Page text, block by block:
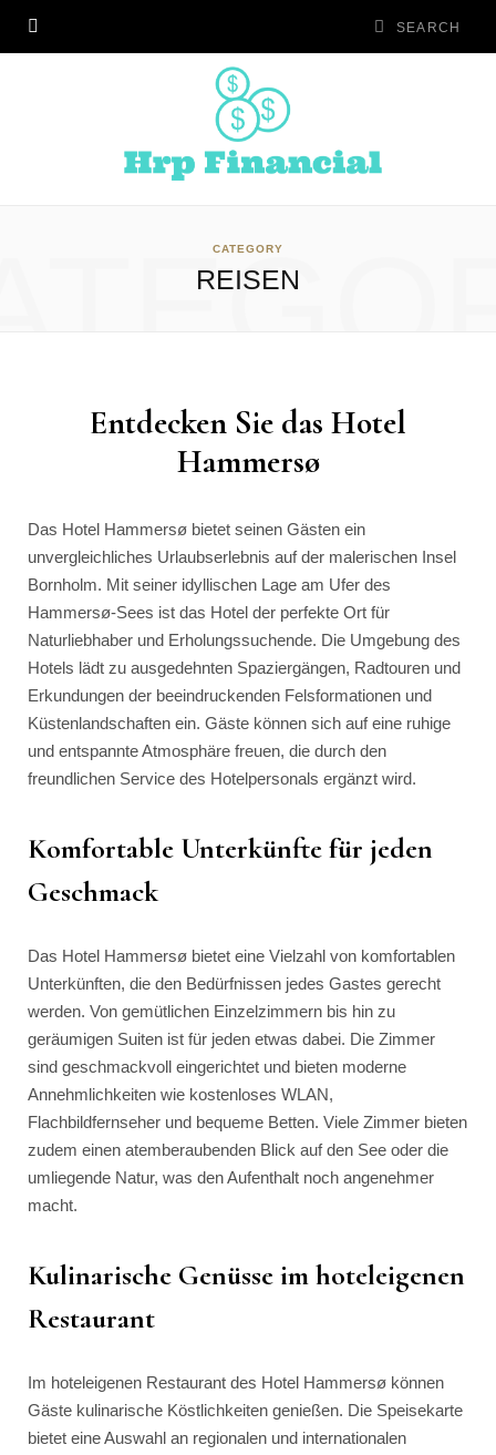
CATEGORY
REISEN
Entdecken Sie das Hotel
Hammersø
Das Hotel Hammersø bietet seinen Gästen ein
unvergleichliches Urlaubserlebnis auf der malerischen Insel
Bornholm. Mit seiner idyllischen Lage am Ufer des
Hammersø-Sees ist das Hotel der perfekte Ort für
Naturliebhaber und Erholungssuchende. Die Umgebung des
Hotels lädt zu ausgedehnten Spaziergängen, Radtouren und
Erkundungen der beeindruckenden Felsformationen und
Küstenlandschaften ein. Gäste können sich auf eine ruhige
und entspannte Atmosphäre freuen, die durch den
freundlichen Service des Hotelpersonals ergänzt wird.
Komfortable Unterkünfte für jeden
Geschmack
Das Hotel Hammersø bietet eine Vielzahl von komfortablen
Unterkünften, die den Bedürfnissen jedes Gastes gerecht
werden. Von gemütlichen Einzelzimmern bis hin zu
geräumigen Suiten ist für jeden etwas dabei. Die Zimmer
sind geschmackvoll eingerichtet und bieten moderne
Annehmlichkeiten wie kostenloses WLAN,
Flachbildfernseher und bequeme Betten. Viele Zimmer bieten
zudem einen atemberaubenden Blick auf den See oder die
umliegende Natur, was den Aufenthalt noch angenehmer
macht.
Kulinarische Genüsse im hoteleigenen
Restaurant
Im hoteleigenen Restaurant des Hotel Hammersø können
Gäste kulinarische Köstlichkeiten genießen. Die Speisekarte
bietet eine Auswahl an regionalen und internationalen